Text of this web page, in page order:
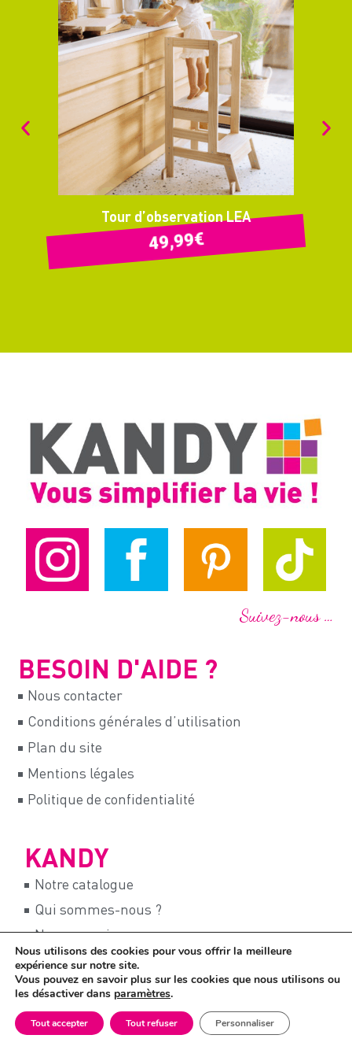
Tour d’observation LEA
49,99€
Suivez-nous …
BESOIN D'AIDE ?
Nous contacter
Conditions générales d’utilisation
Plan du site
Mentions légales
Politique de confidentialité
KANDY
Notre catalogue
Qui sommes-nous ?
Nos magasins
Notre programme fidélité
Recrutements
© Copyright 2026 - KANDYSite Internet réalisé avec ♡ par LE DUO
Nous utilisons des cookies pour vous offrir la meilleure
expérience sur notre site.
Vous pouvez en savoir plus sur les cookies que nous utilisons ou
les désactiver dans paramètres.
Tout accepter Tout refuser Personnaliser